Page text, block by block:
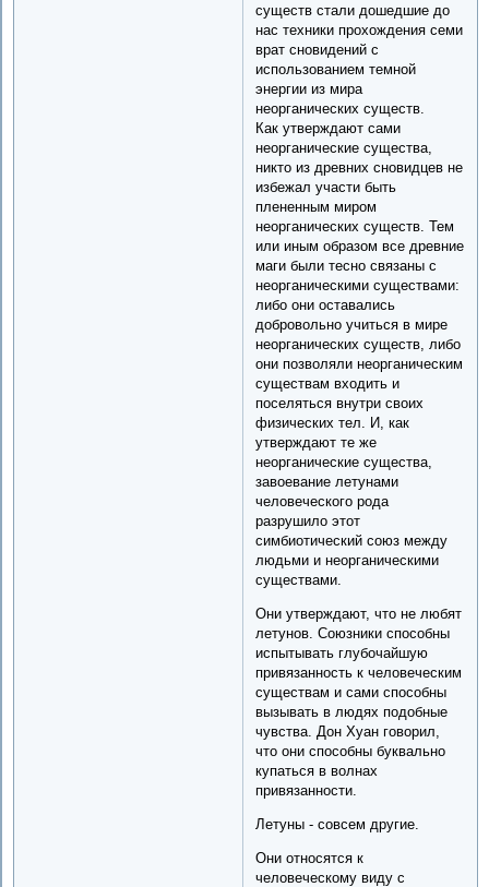
существ стали дошедшие до
нас техники прохождения семи
врат сновидений с
использованием темной
энергии из мира
неорганических существ.
Как утверждают сами
неорганические существа,
никто из древних сновидцев не
избежал участи быть
плененным миром
неорганических существ. Тем
или иным образом все древние
маги были тесно связаны с
неорганическими существами:
либо они оставались
добровольно учиться в мире
неорганических существ, либо
они позволяли неорганическим
существам входить и
поселяться внутри своих
физических тел. И, как
утверждают те же
неорганические существа,
завоевание летунами
человеческого рода
разрушило этот
симбиотический союз между
людьми и неорганическими
существами.
Они утверждают, что не любят
летунов. Союзники способны
испытывать глубочайшую
привязанность к человеческим
существам и сами способны
вызывать в людях подобные
чувства. Дон Хуан говорил,
что они способны буквально
купаться в волнах
привязанности.
Летуны - совсем другие.
Они относятся к
человеческому виду с